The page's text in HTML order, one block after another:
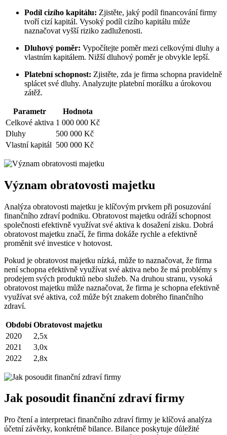
Podíl cizího kapitálu: Zjistěte, jaký podíl financování firmy
tvoří cizí kapitál. Vysoký podíl cizího kapitálu může
naznačovat vyšší riziko zadluženosti.
Dluhový poměr: Vypočítejte poměr mezi celkovými dluhy a
vlastním kapitálem. Nižší dluhový poměr je obvykle lepší.
Platební schopnost: Zjistěte, zda je firma schopna pravidelně
splácet své dluhy. Analyzujte platební morálku a úrokovou
zátěž.
Parametr
Hodnota
Celkové aktiva 1 000 000 Kč
Dluhy
500 000 Kč
Vlastní kapitál 500 000 Kč
Význam obratovosti majetku
Analýza obratovosti majetku je klíčovým prvkem při posuzování
finančního zdraví podniku. Obratovost majetku odráží schopnost
společnosti efektivně využívat své aktiva k dosažení zisku. Dobrá
obratovost majetku značí, že firma dokáže rychle a efektivně
proměnit své investice v hotovost.
Pokud je obratovost majetku nízká, může to naznačovat, že firma
není schopna efektivně využívat své aktiva nebo že má problémy s
prodejem svých produktů nebo služeb. Na druhou stranu, vysoká
obratovost majetku může naznačovat, že firma je schopna efektivně
využívat své aktiva, což může být znakem dobrého finančního
zdraví.
Období Obratovost majetku
2020
2,5x
2021
3,0x
2022
2,8x
Jak posoudit finanční zdraví firmy
Pro čtení a interpretaci finančního zdraví firmy je klíčová analýza
účetní závěrky, konkrétně bilance. Bilance poskytuje důležité